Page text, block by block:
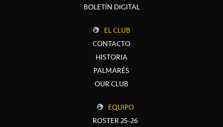
BOLETÍN DIGITAL
EL CLUB
CONTACTO
HISTORIA
PALMARÉS
OUR CLUB
EQUIPO
ROSTER 25-26